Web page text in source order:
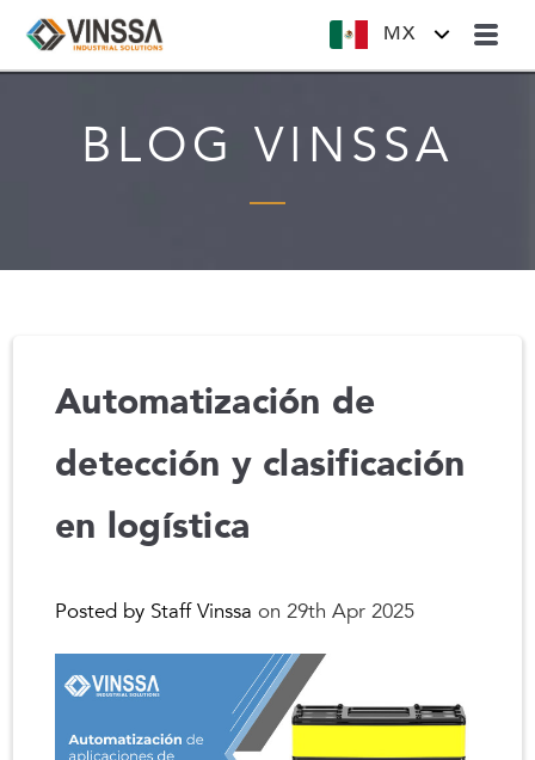
MX
BLOG VINSSA
Automatización de
detección y clasificación
en logística
Posted by Staff Vinssa on 29th Apr 2025